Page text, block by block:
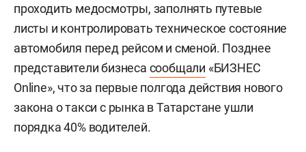
проходить медосмотры, заполнять путевые
листы и контролировать техническое состояние
автомобиля перед рейсом и сменой. Позднее
представители бизнеса сообщали «БИЗНЕС
Online», что за первые полгода действия нового
закона о такси с рынка в Татарстане ушли
порядка 40% водителей.